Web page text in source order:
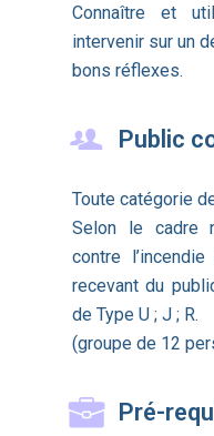
Connaître et
intervenir sur un
bons réflexes.
Public
Toute catégorie
Selon le cadre
contre
recevant du
de Type U ; J ; R.
(groupe de 12
Pré-